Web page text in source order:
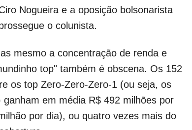
Nogueira e a oposição bolsonarista
o colunista.
mesmo a concentração de renda e
top" também é obscena. Os 152
os top Zero-Zero-Zero-1 (ou seja, os
em média R$ 492 milhões por
por dia), ou quatro vezes mais do